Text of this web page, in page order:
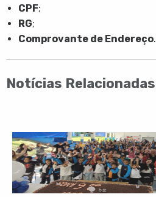
CPF;
RG;
Comprovante de Endereço.
Notícias Relacionadas